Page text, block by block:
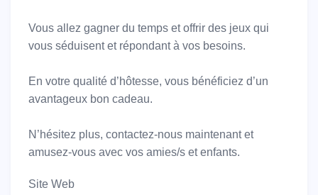
Vous allez gagner du temps et offrir des jeux qui
vous séduisent et répondant à vos besoins.
En votre qualité d’hôtesse, vous bénéficiez d’un
avantageux bon cadeau.
N’hésitez plus, contactez-nous maintenant et
amusez-vous avec vos amies/s et enfants.
Site Web